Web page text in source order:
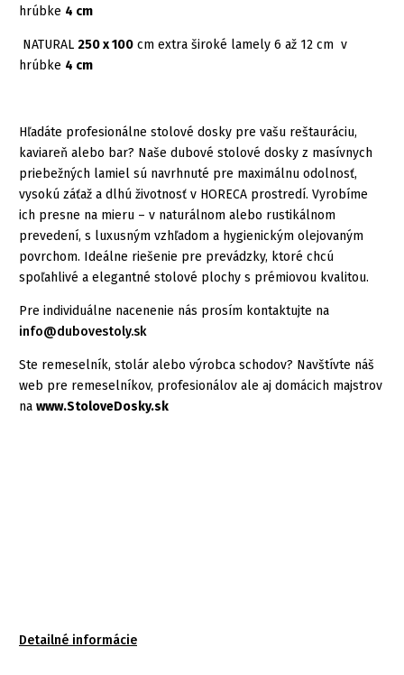
hrúbke 4 cm
NATURAL 250 x 100 cm extra široké lamely 6 až 12 cm v
hrúbke 4 cm
Hľadáte profesionálne stolové dosky pre vašu reštauráciu,
kaviareň alebo bar? Naše dubové stolové dosky z masívnych
priebežných lamiel sú navrhnuté pre maximálnu odolnosť,
vysokú záťaž a dlhú životnosť v HORECA prostredí. Vyrobíme
ich presne na mieru – v naturálnom alebo rustikálnom
prevedení, s luxusným vzhľadom a hygienickým olejovaným
povrchom. Ideálne riešenie pre prevádzky, ktoré chcú
spoľahlivé a elegantné stolové plochy s prémiovou kvalitou.
Pre individuálne nacenenie nás prosím kontaktujte na
info@dubovestoly.sk
Ste remeselník, stolár alebo výrobca schodov? Navštívte náš
web pre remeselníkov, profesionálov ale aj domácich majstrov
na www.StoloveDosky.sk
Detailné informácie